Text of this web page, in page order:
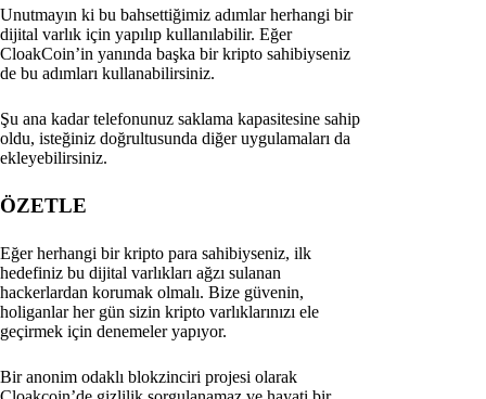
Unutmayın ki bu bahsettiğimiz adımlar herhangi bir
dijital varlık için yapılıp kullanılabilir. Eğer
CloakCoin’in yanında başka bir kripto sahibiyseniz
de bu adımları kullanabilirsiniz.
Şu ana kadar telefonunuz saklama kapasitesine sahip
oldu, isteğiniz doğrultusunda diğer uygulamaları da
ekleyebilirsiniz.
ÖZETLE
Eğer herhangi bir kripto para sahibiyseniz, ilk
hedefiniz bu dijital varlıkları ağzı sulanan
hackerlardan korumak olmalı. Bize güvenin,
holiganlar her gün sizin kripto varlıklarınızı ele
geçirmek için denemeler yapıyor.
Bir anonim odaklı blokzinciri projesi olarak